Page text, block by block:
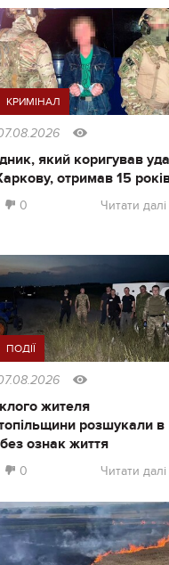
КРИМІНАЛ
який коригував
отримав 15
0 Читати далі
ПОДІЇ
жителя
розшукали в
без ознак життя
0 Читати далі